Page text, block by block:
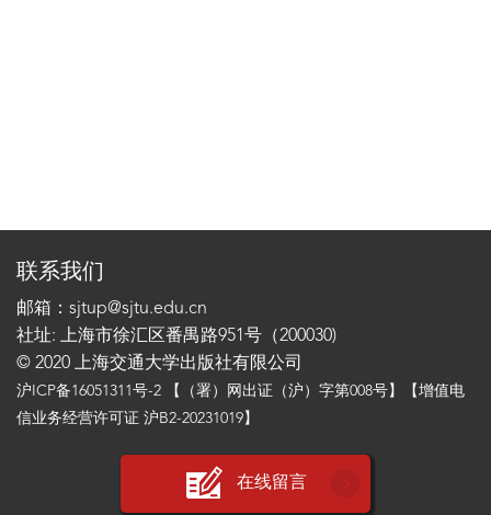
联系我们
邮箱：sjtup@sjtu.edu.cn
社址: 上海市徐汇区番禺路951号（200030)
© 2020 上海交通大学出版社有限公司
沪ICP备16051311号-2 【（署）网出证（沪）字第008号】【增值电
信业务经营许可证 沪B2-20231019】
在线留言